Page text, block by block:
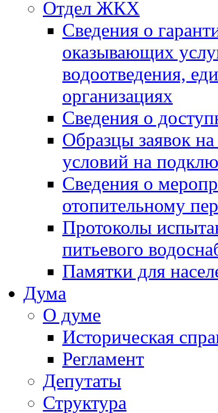
Отдел ЖКХ
Сведения о
оказывающих
водоотведения,
организациях
Сведения о
Образцы заявок
условий на
Сведения о
отопительному
Протоколы
питьевого
Памятки для
Дума
О думе
Историческая
Регламент
Депутаты
Структура